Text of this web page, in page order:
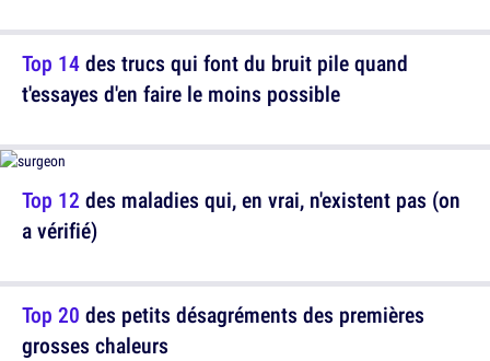
Top 12 des maladies qui, en vrai, n'existent pas (on
a vérifié)
Top 14des trucs qui font du bruit pile quand
t'essayes d'en faire le moins possible
Top 20 des petits désagréments des premières
grosses chaleurs